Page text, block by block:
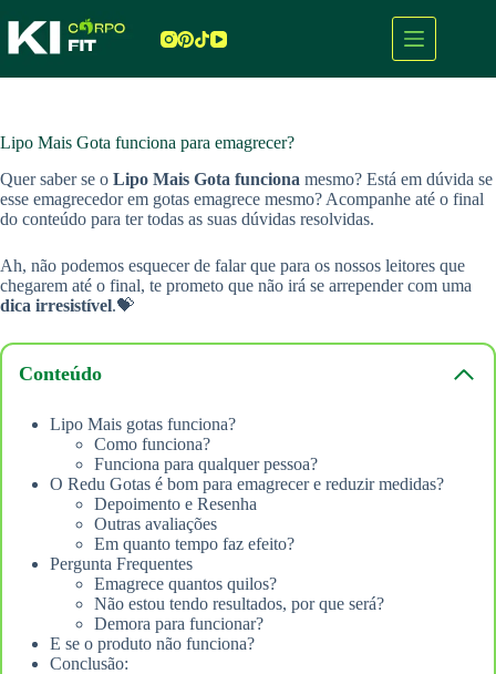
para
Lipo Mais Gota funciona para emagrecer?
Quer saber se o Lipo Mais Gota funciona mesmo? Está em dúvida se
esse emagrecedor em gotas emagrece mesmo? Acompanhe até o final
do conteúdo para ter todas as suas dúvidas resolvidas.
Ah, não podemos esquecer de falar que para os nossos leitores que
chegarem até o final, te prometo que não irá se arrepender com uma
dica irresistível.💝
Conteúdo
Lipo Mais gotas funciona?
Como funciona?
Funciona para qualquer pessoa?
O Redu Gotas é bom para emagrecer e reduzir medidas?
Depoimento e Resenha
Outras avaliações
Em quanto tempo faz efeito?
Pergunta Frequentes
Emagrece quantos quilos?
Não estou tendo resultados, por que será?
Demora para funcionar?
E se o produto não funciona?
Conclusão: